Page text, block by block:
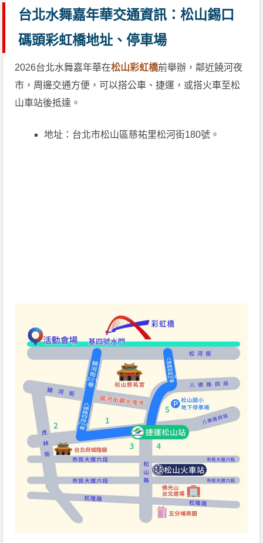
台北水舞嘉年華交通資訊：松山錫口
碼頭彩虹橋地址、停車場
2026台北水舞嘉年華在松山彩虹橋前舉辦，鄰近饒河夜
市，周邊交通方便，可以搭公車、捷運，或搭火車至松
山車站後抵達。
地址：台北市松山區慈祐里松河街180號。